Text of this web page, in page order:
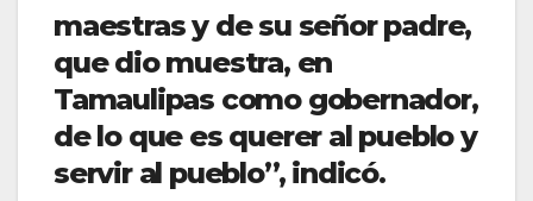
maestras y de su señor padre,
que dio muestra, en
Tamaulipas como gobernador,
de lo que es querer al pueblo y
servir al pueblo”, indicó.